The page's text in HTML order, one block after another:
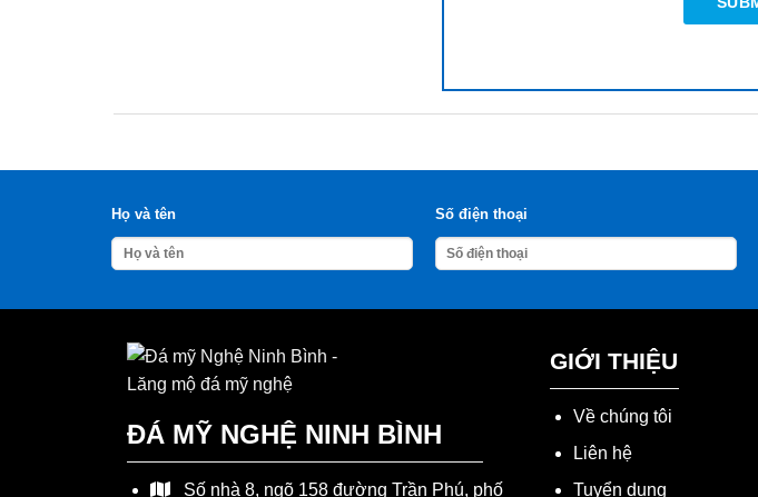
Họ và tên Số điện thoại
ĐÁ MỸ NGHỆ NINH BÌNH
Số nhà 8, ngõ 158 đường Trần Phú, phố
GIỚI THIỆU
Về chúng tôi
Liên hệ
Tuyển dụng